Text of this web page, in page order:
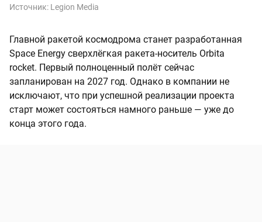
Источник: Legion Media
Главной ракетой космодрома станет разработанная
Space Energy сверхлёгкая ракета-носитель Orbita
rocket. Первый полноценный полёт сейчас
запланирован на 2027 год. Однако в компании не
исключают, что при успешной реализации проекта
старт может состояться намного раньше — уже до
конца этого года.